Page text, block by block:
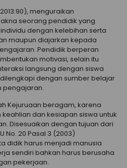
menguraikan
seorang pendidik yang
dengan kelebihan serta
maupun diajarkan kepada
Pendidik berperan
motivasi, selain itu
langsung dengan siswa
dengan sumber belajar
pengajaran.
Kejuruaan beragam, karena
dan kesiapan siswa untuk
Disesuaikan dengan tujuan dari
No. 20 Pasal 3 (2003)
didik harus menjadi manusia
sendiri bahkan harus berusaha
pekerjaan.